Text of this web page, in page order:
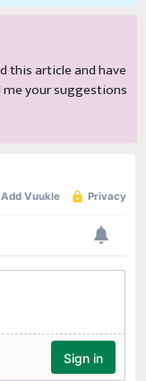
this article and have
me your suggestions